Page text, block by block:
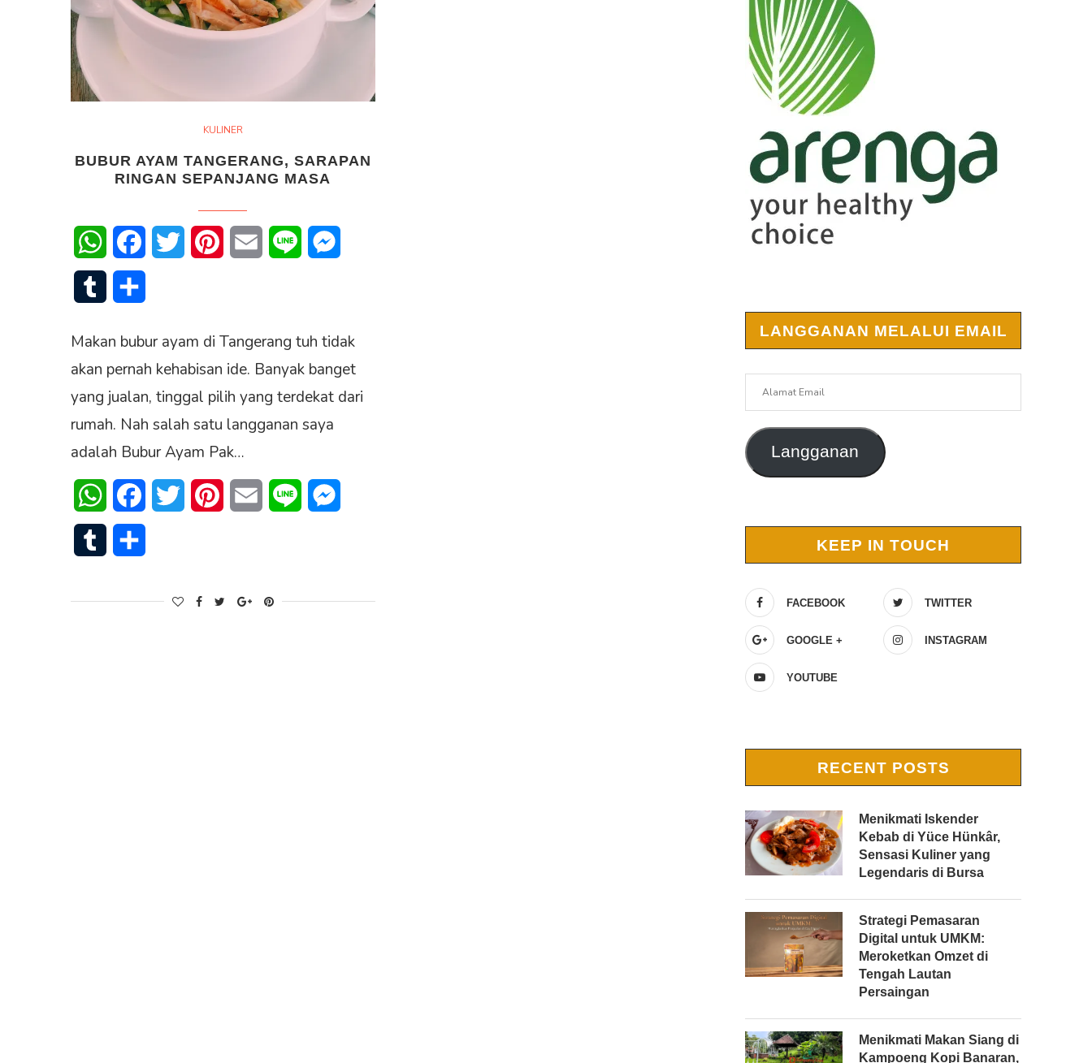
KULINER
BUBUR AYAM TANGERANG, SARAPAN
RINGAN SEPANJANG MASA
WhatsAppFacebookTwitter PinterestEmail Line
Tumblr
Makan bubur ayam di Tangerang tuh tidak
akan pernah kehabisan ide. Banyak banget
yang jualan, tinggal pilih yang terdekat dari
rumah. Nah salah satu langganan saya
adalah Bubur Ayam Pak…
WhatsAppFacebookTwitter PinterestEmail Line
Tumblr
LANGGANAN MELALUI EMAIL
Langganan
KEEP IN TOUCH
FACEBOOK TWITTER
GOOGLE + INSTAGRAM
YOUTUBE
RECENT POSTS
Menikmati Iskender
Kebab di Yüce Hünkâr,
Sensasi Kuliner yang
Legendaris di Bursa
Strategi Pemasaran
Digital untuk UMKM:
Meroketkan Omzet di
Tengah Lautan
Persaingan
Menikmati Makan Siang di
Kampoeng Kopi Banaran,